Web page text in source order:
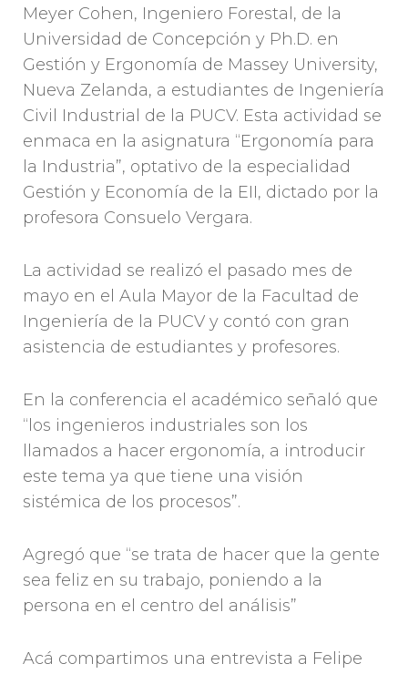
Meyer Cohen, Ingeniero Forestal, de la
Universidad de Concepción y Ph.D. en
Gestión y Ergonomía de Massey University,
Nueva Zelanda, a estudiantes de Ingeniería
Civil Industrial de la PUCV. Esta actividad se
enmaca en la asignatura “Ergonomía para
la Industria”, optativo de la especialidad
Gestión y Economía de la EII, dictado por la
profesora Consuelo Vergara.
La actividad se realizó el pasado mes de
mayo en el Aula Mayor de la Facultad de
Ingeniería de la PUCV y contó con gran
asistencia de estudiantes y profesores.
En la conferencia el académico señaló que
“los ingenieros industriales son los
llamados a hacer ergonomía, a introducir
este tema ya que tiene una visión
sistémica de los procesos”.
Agregó que “se trata de hacer que la gente
sea feliz en su trabajo, poniendo a la
persona en el centro del análisis”
Acá compartimos una entrevista a Felipe